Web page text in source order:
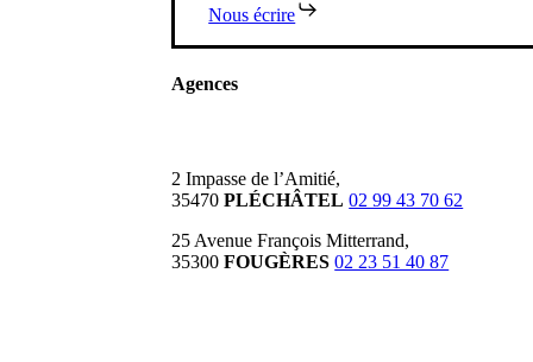
Nous écrire
Agences
2 Impasse de l’Amitié,
35470PLÉCHÂTEL 02 99 43 70 62
25 Avenue François Mitterrand,
35300FOUGÈRES 02 23 51 40 87